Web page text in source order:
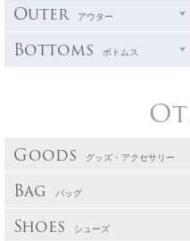
Outer アウター
Bottoms ボトムス
Goods グッズ・アクセサリー
Bag バッグ
Shoes シューズ